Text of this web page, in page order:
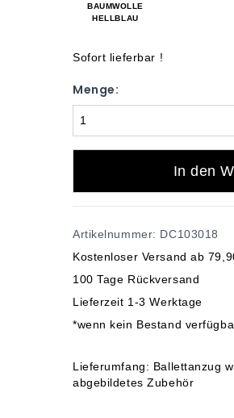
BAUMWOLLE
HELLBLAU
Sofort lieferbar !
Menge:
In den
Artikelnummer: DC103018
Kostenloser Versand ab
100 Tage Rückversand
Lieferzeit 1-3 Werktage
*wenn kein Bestand
Lieferumfang: Ballettanzug
abgebildetes Zubehör